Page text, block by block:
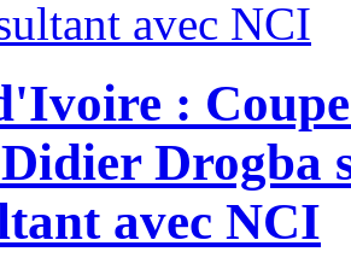
:
Drogba
avec NCI